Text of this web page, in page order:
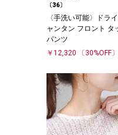
〔36〕
〈手洗い可能〉ドラ
ャンタン フロント タ
パンツ
￥12,320
〔30%OFF〕